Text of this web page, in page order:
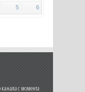
5 6
с момента